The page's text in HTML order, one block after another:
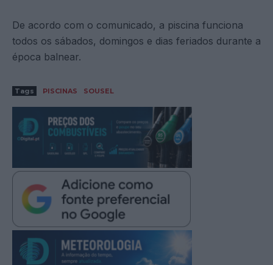
De acordo com o comunicado, a piscina funciona
todos os sábados, domingos e dias feriados durante a
época balnear.
Tags PISCINAS SOUSEL